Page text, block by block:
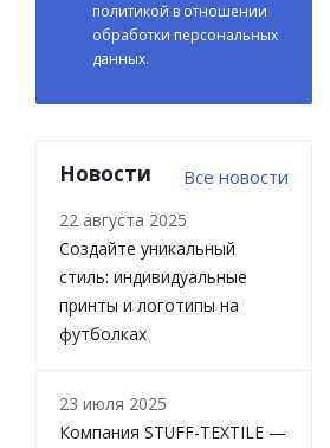
политикой в отношении
обработки персональных
данных.
Новости Все новости
22 августа 2025
Создайте уникальный
стиль: индивидуальные
принты и логотипы на
футболках
23 июля 2025
Компания STUFF-TEXTILE —